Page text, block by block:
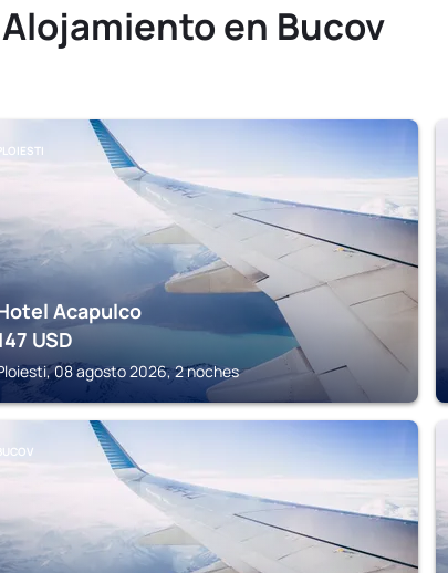
Alojamiento en Bucov
Acapulco
USD
08 agosto 2026, 2 noches